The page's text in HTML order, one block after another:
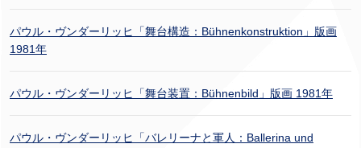
パウル・ヴンダーリッヒ「舞台構造：Bühnenkonstruktion」版画
1981年
パウル・ヴンダーリッヒ「舞台装置：Bühnenbild」版画 1981年
パウル・ヴンダーリッヒ「バレリーナと軍人：Ballerina und